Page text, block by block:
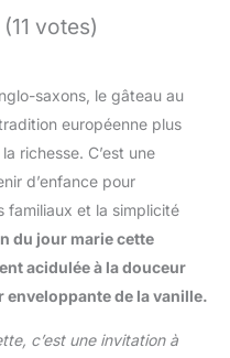
votes)
saxons, le gâteau au
européenne plus
richesse. C’est une
d’enfance pour
familiaux et la simplicité
du jour marie cette
acidulée à la douceur
enveloppante de la vanille.
c’est une invitation à